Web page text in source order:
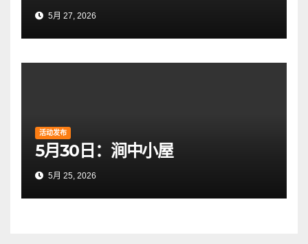
5月 27, 2026
活动发布
5月30日：涧中小屋
5月 25, 2026